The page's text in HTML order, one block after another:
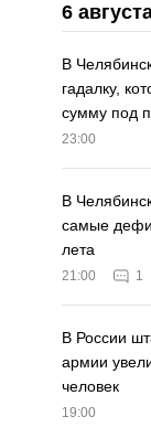
6
В
гадалку,
сумму под
23:00
В
самые
лета
21:00 1
В России
армии
человек
19:00